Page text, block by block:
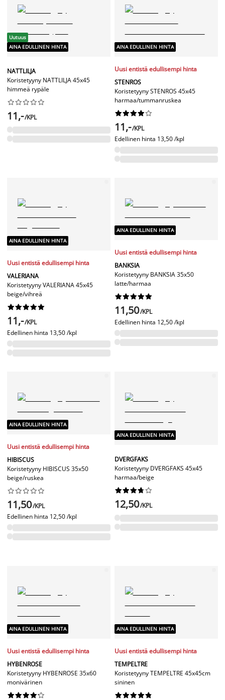
Uutuus
AINA EDULLINEN HINTA
NATTLILJA
Koristetyyny NATTLILJA 45x45
himmeä rypäle






11,-/KPL
AINA EDULLINEN HINTA
Uusi entistä edullisempi hinta
STENROS
Koristetyyny STENROS 45x45
harmaa/tummanruskea






11,-/KPL
Edellinen hinta 13,50 /kpl
AINA EDULLINEN HINTA
Uusi entistä edullisempi hinta
VALERIANA
Koristetyyny VALERIANA 45x45
beige/vihreä






11,-/KPL
Edellinen hinta 13,50 /kpl
AINA EDULLINEN HINTA
Uusi entistä edullisempi hinta
BANKSIA
Koristetyyny BANKSIA 35x50
latte/harmaa






11,50/KPL
Edellinen hinta 12,50 /kpl
AINA EDULLINEN HINTA
Uusi entistä edullisempi hinta
HIBISCUS
Koristetyyny HIBISCUS 35x50
beige/ruskea






11,50/KPL
Edellinen hinta 12,50 /kpl
AINA EDULLINEN HINTA
DVERGFAKS
Koristetyyny DVERGFAKS 45x45
harmaa/beige






12,50/KPL
AINA EDULLINEN HINTA
Uusi entistä edullisempi hinta
HYBENROSE
Koristetyyny HYBENROSE 35x60
monivärinen






AINA EDULLINEN HINTA
Uusi entistä edullisempi hinta
TEMPELTRE
Koristetyyny TEMPELTRE 45x45cm
sininen





